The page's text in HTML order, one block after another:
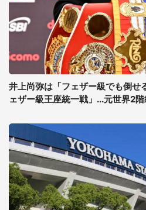
井上尚弥は「フェザー級でも倒せ
ェザー級王座統一戦」...元世界2